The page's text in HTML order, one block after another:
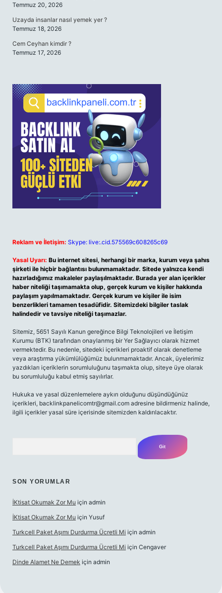
Temmuz 20, 2026
Uzayda insanlar nasıl yemek yer ?
Temmuz 18, 2026
Cem Ceyhan kimdir ?
Temmuz 17, 2026
Reklam ve İletişim: Skype: live:.cid.575569c608265c69
Yasal Uyarı: Bu internet sitesi, herhangi bir marka, kurum veya şahıs
şirketi ile hiçbir bağlantısı bulunmamaktadır. Sitede yalnızca kendi
hazırladığımız makaleler paylaşılmaktadır. Burada yer alan içerikler
haber niteliği taşımamakta olup, gerçek kurum ve kişiler hakkında
paylaşım yapılmamaktadır. Gerçek kurum ve kişiler ile isim
benzerlikleri tamamen tesadüfidir. Sitemizdeki bilgiler taslak
halindedir ve tavsiye niteliği taşımazlar.
Sitemiz, 5651 Sayılı Kanun gereğince Bilgi Teknolojileri ve İletişim
Kurumu (BTK) tarafından onaylanmış bir Yer Sağlayıcı olarak hizmet
vermektedir. Bu nedenle, sitedeki içerikleri proaktif olarak denetleme
veya araştırma yükümlülüğümüz bulunmamaktadır. Ancak, üyelerimiz
yazdıkları içeriklerin sorumluluğunu taşımakta olup, siteye üye olarak
bu sorumluluğu kabul etmiş sayılırlar.
Hukuka ve yasal düzenlemelere aykırı olduğunu düşündüğünüz
içerikleri, backlinkpanelicomtr@gmail.com adresine bildirmeniz halinde,
ilgili içerikler yasal süre içerisinde sitemizden kaldırılacaktır.
SON YORUMLAR
İKtisat Okumak Zor Mu için admin
İKtisat Okumak Zor Mu için Yusuf
Turkcell Paket Aşımı Durdurma Ücretli Mi için admin
Turkcell Paket Aşımı Durdurma Ücretli Mi için Cengaver
Dinde Alamet Ne Demek için admin